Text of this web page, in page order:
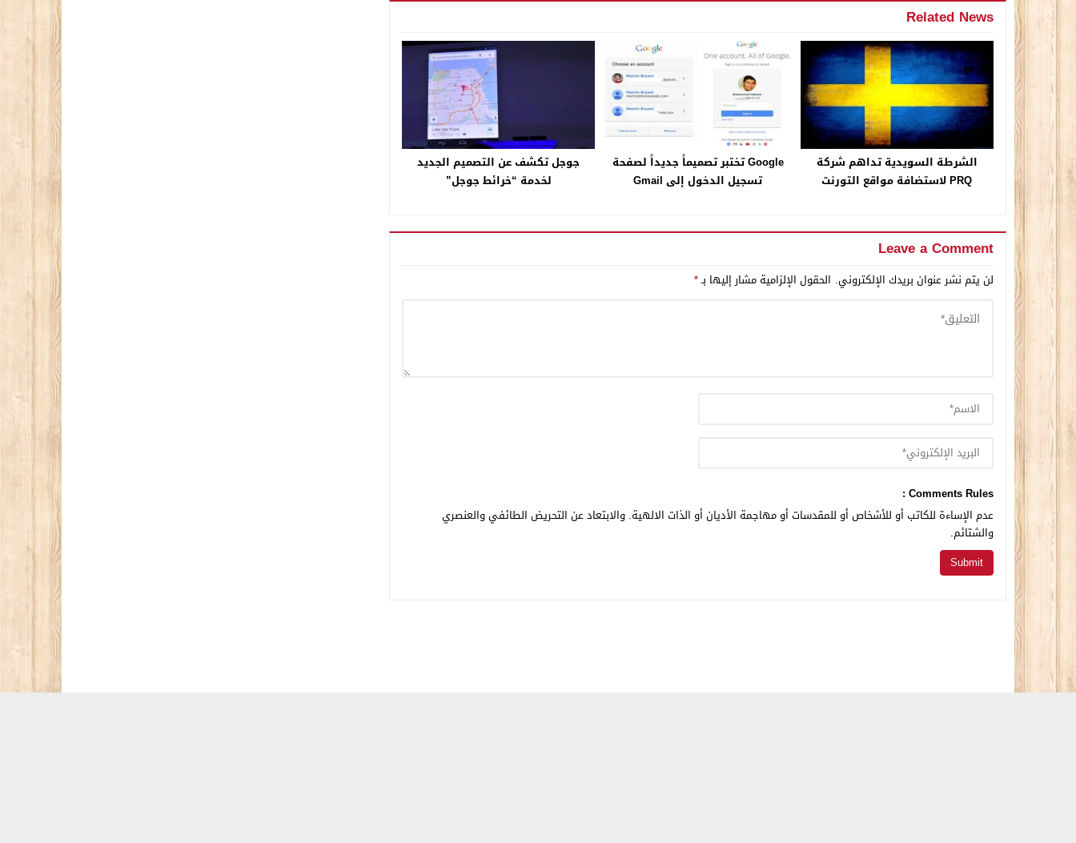
Related News
الشرطة السويدية تداهم شركة
PRQ لاستضافة مواقع التورنت
Google تختبر تصميماً جديداً لصفحة
تسجيل الدخول إلى Gmail
جوجل تكشف عن التصميم الجديد
لخدمة “خرائط جوجل”
Leave a Comment
لن يتم نشر عنوان بريدك الإلكتروني. الحقول الإلزامية مشار إليها بـ*
Comments Rules :
عدم الإساءة للكاتب أو للأشخاص أو للمقدسات أو مهاجمة الأديان أو الذات الالهية. والابتعاد عن التحريض الطائفي والعنصري
والشتائم.